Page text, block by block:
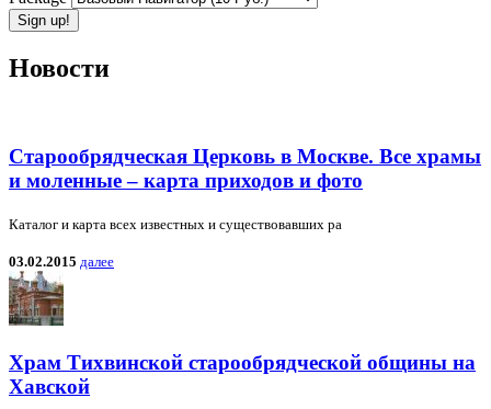
Новости
Старообрядческая Церковь в Москве. Все храмы
и моленные – карта приходов и фото
Каталог и карта всех известных и существовавших ра
03.02.2015 далее
Храм Тихвинской старообрядческой общины на
Хавской